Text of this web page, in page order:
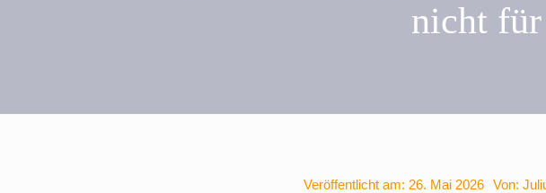
nicht
Veröffentlicht am: 26. Mai 2026 Von: